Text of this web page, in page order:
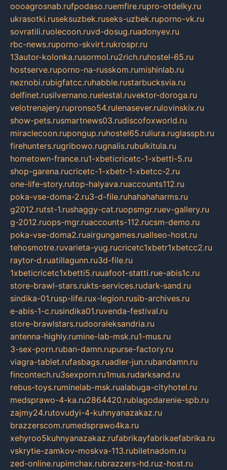
oooagrosnab.rufpodaso.ruemfire.rupro-otdelky.ru
ukrasotki.ruseksuzbek.ruseks-uzbek.ruporno-vk.ru
sovratili.ruolecoon.ruvd-dosug.ruadonyev.ru
rbc-news.ruporno-skvirt.rukrospr.ru
13autor-kolonka.rusormol.ru2rich.ruhostel-65.ru
hostserve.ruporno-na-russkom.rumishinlab.ru
neznobi.rubigfatcc.ruhabble.rustarbucksvia.ru
delfinet.rusilvernano.ruelestal.ruvektor-doroga.ru
velotrenajery.rupronso54.rulenasever.rulovinskix.ru
show-pets.rusmartnews03.rudiscofoxworld.ru
miraclecoon.rupongup.ruhostel65.ruliura.ruglasspb.ru
firehunters.rugribowo.rugnalis.rubulkitula.ru
hometown-france.ru1-xbeticricetc-1-xbetti-5.ru
shop-garena.rucricetc-1-xbetr-1-xbetcc-2.ru
one-life-story.rutop-halyava.ruaccounts112.ru
poka-vse-doma-2.ru3-d-file.ruhahahaharms.ru
g2012.rutst-1.rushaggy-cat.ruopsmgr.ruev-gallery.ru
g-2012.ruops-mgr.ruaccounts-112.rucsm-demo.ru
poka-vse-doma2.ruairgungames.ruallseo-host.ru
tehosmotre.ruvarieta-yug.rucricetc1xbetr1xbetcc2.ru
raytor-d.ruatillagunn.ru3d-file.ru
1xbeticricetc1xbetti5.ruuafoot-statti.rue-abis1c.ru
store-brawl-stars.rukts-services.rudark-sand.ru
sindika-01.rusp-life.rux-legion.rusib-archives.ru
e-abis-1-c.rusindika01.ruvenda-festival.ru
store-brawlstars.rudooraleksandria.ru
antenna-highly.rumine-lab-msk.ru1-mus.ru
3-sex-porn.ruban-damn.rupurse-factory.ru
viagra-tablet.rufasbags.ruadler-jun.rubandamn.ru
fincontech.ru3sexporn.ru1mus.rudarksand.ru
rebus-toys.ruminelab-msk.rualabuga-cityhotel.ru
medsprawo-4-ka.ru2864420.rublagodarenie-spb.ru
zajmy24.rutovudyi-4-kuhnyanazakaz.ru
brazzerscom.rumedsprawo4ka.ru
xehyroo5kuhnyanazakaz.rufabrikayfabrikaefabrika.ru
vskrytie-zamkov-moskva-113.rubiletnadom.ru
zed-online.rupimchax.rubrazzers-hd.ruz-host.ru